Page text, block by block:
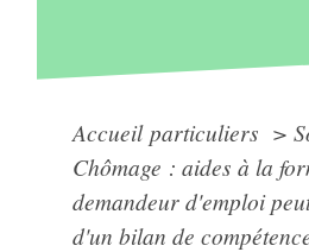
Accueil particuliers >
Chômage : aides à la
demandeur d'emploi
d'un bilan de